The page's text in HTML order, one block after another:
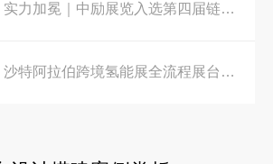
实力加冕｜中励展览入选第四届链博会推荐搭建施工服务商名录
再获殊荣！中励展览荣获世界制药原料中国展可持续金奖
阿联酋酒店展展台搭建全攻略：合规落地、吸客转化、避坑实操指南
沙特阿拉伯跨境氢能展全流程展台验收现场｜避坑验收指南